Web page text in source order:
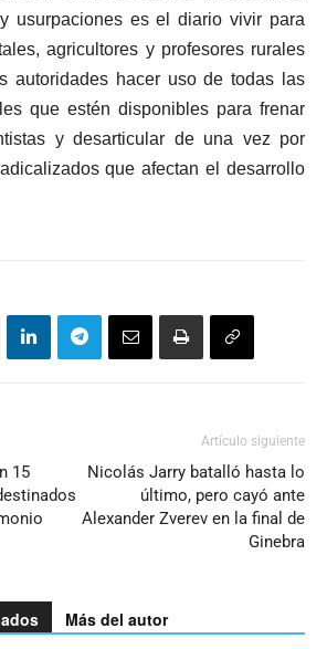
usurpaciones es el diario vivir para
agricultores y profesores rurales
autoridades hacer uso de todas las
que estén disponibles para frenar
y desarticular de una vez por
que afectan el desarrollo
15
Artículo siguiente
Nicolás Jarry batalló hasta lo
último, pero cayó ante
Alexander Zverev en la final de
Ginebra
Más del autor